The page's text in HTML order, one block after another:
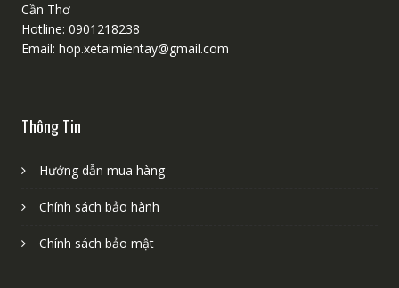
Cần Thơ
Hotline: 0901218238
Email: hop.xetaimientay@gmail.com
Thông Tin
Hướng dẫn mua hàng
Chính sách bảo hành
Chính sách bảo mật